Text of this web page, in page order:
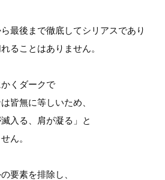
最後まで徹底してシリアスであり
ることはありません。
くダークで
皆無に等しいため、
入る、肩が凝る」と
ん。
要素を排除し、